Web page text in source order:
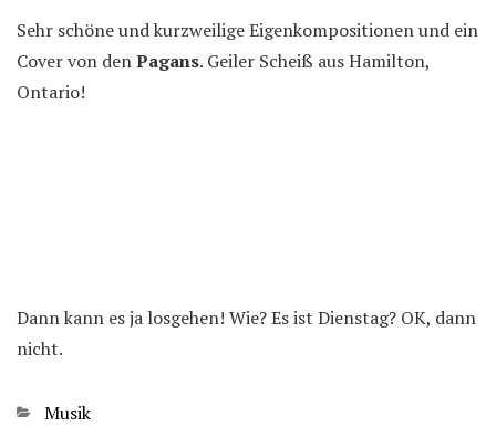
Sehr schöne und kurzweilige Eigenkompositionen und ein
Cover von denPagans. Geiler Scheiß aus Hamilton,
Ontario!
Dann kann es ja losgehen! Wie? Es ist Dienstag? OK, dann
nicht.
Kategorien
Musik